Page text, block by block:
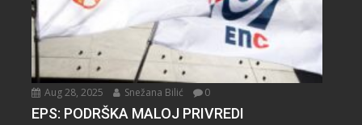
Aug 28, 2025 Snežana Bilić 0
EPS: PODRŠKA MALOJ PRIVREDI